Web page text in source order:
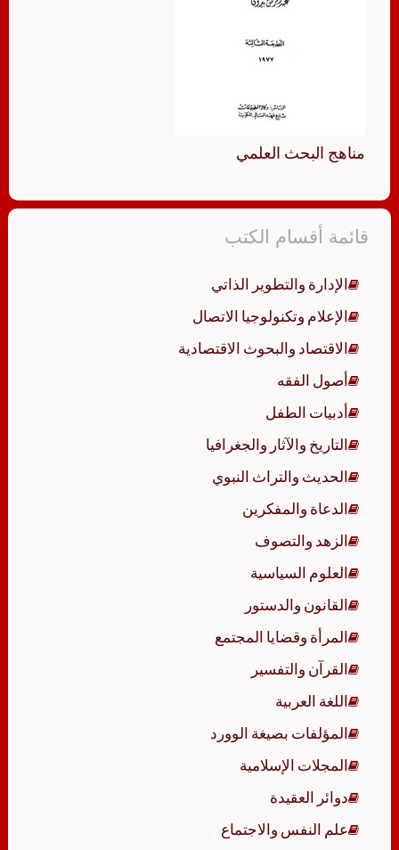
مناهج البحث العلمي
قائمة أقسام الكتب
الإدارة والتطوير الذاتي
الإعلام وتكنولوجيا الاتصال
الاقتصاد والبحوث الاقتصادية
أصول الفقه
أدبيات الطفل
التاريخ والآثار والجغرافيا
الحديث والتراث النبوي
الدعاة والمفكرين
الزهد والتصوف
العلوم السياسية
القانون والدستور
المرأة وقضايا المجتمع
القرآن والتفسير
اللغة العربية
المؤلفات بصيغة الوورد
المجلات الإسلامية
دوائر العقيدة
علم النفس والاجتماع